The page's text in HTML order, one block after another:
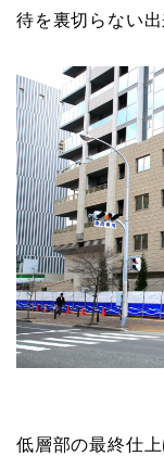
待を裏切らない出
低層部の最終仕